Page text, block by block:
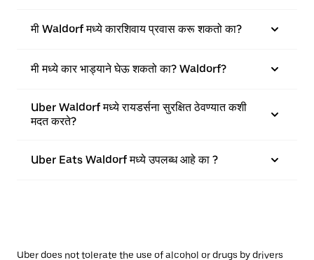
मी Waldorf मध्ये कारशिवाय प्रवास करू शकतो का?
मी मध्ये कार भाड्याने घेऊ शकतो का? Waldorf?
Uber Waldorf मध्ये रायडर्सना सुरक्षित ठेवण्यात कशी
मदत करते?
Uber Eats Waldorf मध्ये उपलब्ध आहे का ?
Uber does not tolerate the use of alcohol or drugs by drivers